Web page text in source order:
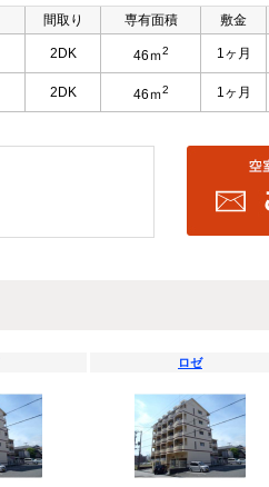
間取り 専有面積 敷金
2DK 46ｍ2 1ヶ月
2DK 46ｍ2 1ヶ月
ロゼ